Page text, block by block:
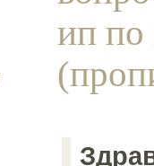
ип по